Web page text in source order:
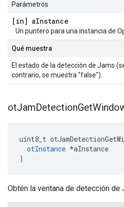
Parámetros
[in] aInstance
Un puntero para una instancia de
Qué muestra
El estado de la detección de Jams
contrario, se muestra "false").
otJamDetectionGet
uint8_t
otInstance *aInstance
)
Obtén la ventana de detección de